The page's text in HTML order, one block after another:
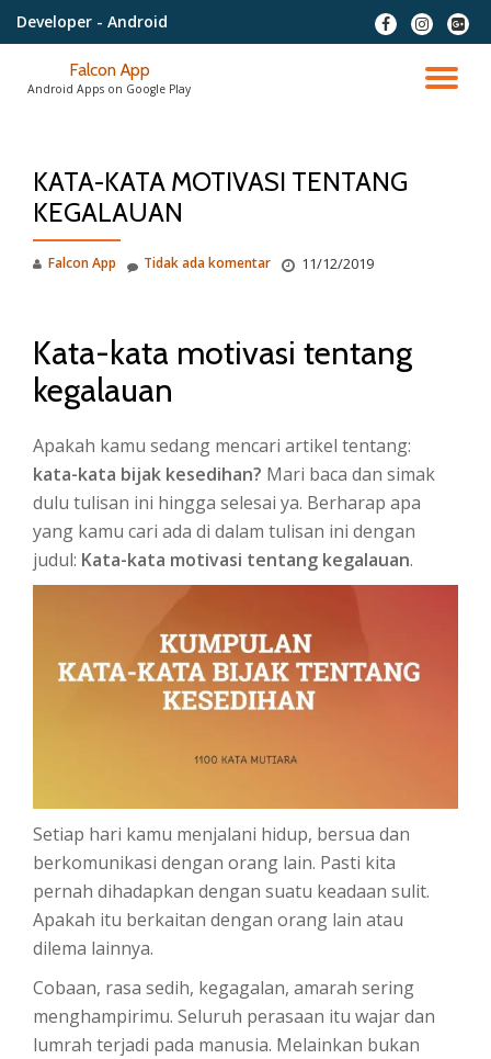
konten
Developer - Android
fa-
facebook
fa-
instagram
fa-
plus-
Falcon App
Android Apps on Google Play
KATA-KATA MOTIVASI TENTANG
KEGALAUAN
Falcon App 11/12/2019
Tidak ada komentar
Kata-kata motivasi tentang
kegalauan
Apakah kamu sedang mencari artikel tentang:
kata-kata bijak kesedihan? Mari baca dan simak
dulu tulisan ini hingga selesai ya. Berharap apa
yang kamu cari ada di dalam tulisan ini dengan
judul: Kata-kata motivasi tentang kegalauan.
Setiap hari kamu menjalani hidup, bersua dan
berkomunikasi dengan orang lain. Pasti kita
pernah dihadapkan dengan suatu keadaan sulit.
Apakah itu berkaitan dengan orang lain atau
dilema lainnya.
Cobaan, rasa sedih, kegagalan, amarah sering
menghampirimu. Seluruh perasaan itu wajar dan
lumrah terjadi pada manusia. Melainkan bukan